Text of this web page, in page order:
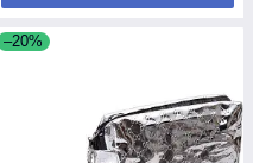
–20%